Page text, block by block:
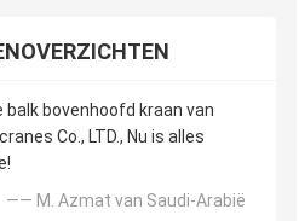
balk bovenhoofd kraan van
Co., LTD., Nu is alles
—— M. Azmat van Saudi-Arabië